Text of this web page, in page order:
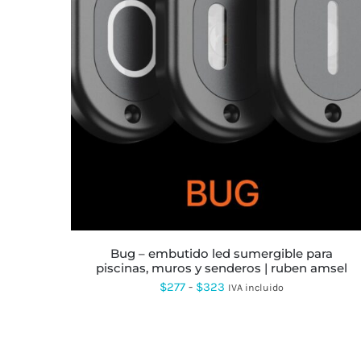
PRODUCTO
TIENE
MÚLTIPLES
VARIANTES.
SE
PUEDEN
ELEGIR
PÁGINA
DE
PRODUCTO
bug – embutido led sumergible para
piscinas, muros y senderos | ruben amsel
$277 - $323 Rango
IVA incluido